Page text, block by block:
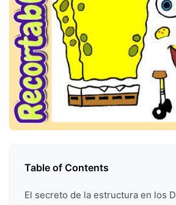
Table of Contents
El secreto de la estructura en los